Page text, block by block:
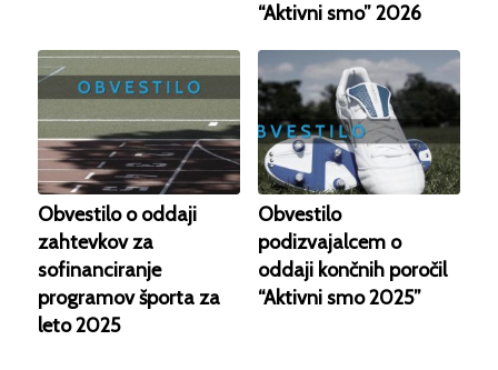
“Aktivni smo” 2026
Obvestilo o oddaji
zahtevkov za
sofinanciranje
programov športa za
leto 2025
Obvestilo
podizvajalcem o
oddaji končnih poročil
“Aktivni smo 2025”